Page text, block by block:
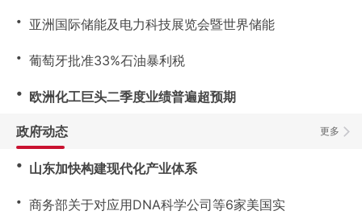
・ 亚洲国际储能及电力科技展览会暨世界储能
・ 葡萄牙批准33%石油暴利税
・ 欧洲化工巨头二季度业绩普遍超预期
更多
政府动态
・ 山东加快构建现代化产业体系
・ 商务部关于对应用DNA科学公司等6家美国实